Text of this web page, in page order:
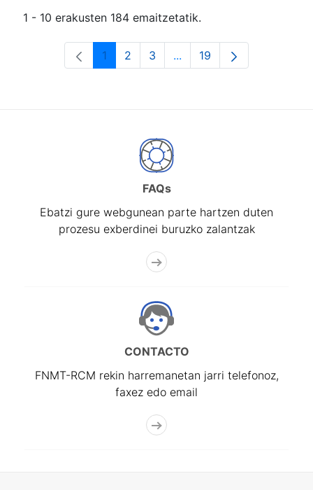
1 - 10 erakusten 184 emaitzetatik.
Orrialdea
1 Orrialdea
2 Orrialdea
3 ...Intermediate Pages Use
Orrialdea
19
FAQs
Ebatzi gure webgunean parte hartzen duten
prozesu exberdinei buruzko zalantzak
CONTACTO
FNMT-RCM rekin harremanetan jarri telefonoz,
faxez edo email